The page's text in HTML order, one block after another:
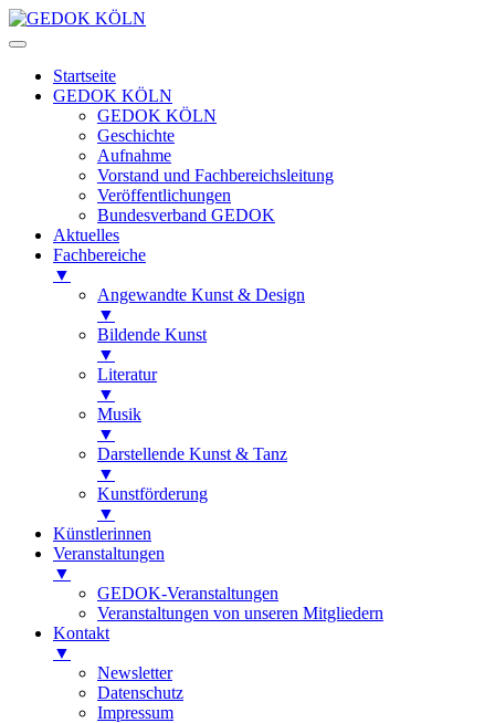
Startseite
GEDOK KÖLN
GEDOK KÖLN
Geschichte
Aufnahme
Vorstand und Fachbereichsleitung
Veröffentlichungen
Bundesverband GEDOK
Aktuelles
Fachbereiche
▼
Angewandte Kunst & Design
▼
Bildende Kunst
▼
Literatur
▼
Musik
▼
Darstellende Kunst & Tanz
▼
Kunstförderung
▼
Künstlerinnen
Veranstaltungen
▼
GEDOK-Veranstaltungen
Veranstaltungen von unseren Mitgliedern
Kontakt
▼
Newsletter
Datenschutz
Impressum